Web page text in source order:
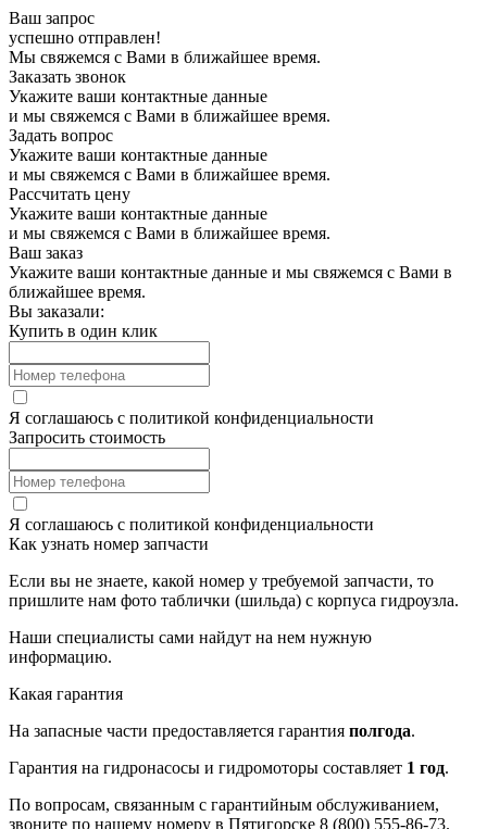
Ваш запрос
успешно отправлен!
Мы свяжемся с Вами в ближайшее время.
Заказать звонок
Укажите ваши контактные данные
и мы свяжемся с Вами в ближайшее время.
Задать вопрос
Укажите ваши контактные данные
и мы свяжемся с Вами в ближайшее время.
Рассчитать цену
Укажите ваши контактные данные
и мы свяжемся с Вами в ближайшее время.
Ваш заказ
Укажите ваши контактные данные и мы свяжемся с Вами в
ближайшее время.
Вы заказали:
Купить в один клик
Я соглашаюсь с политикой конфиденциальности
Запросить стоимость
Я соглашаюсь с политикой конфиденциальности
Как узнать номер запчасти
Если вы не знаете, какой номер у требуемой запчасти, то
пришлите нам фото таблички (шильда) с корпуса гидроузла.
Наши специалисты сами найдут на нем нужную
информацию.
Какая гарантия
На запасные части предоставляется гарантия полгода.
Гарантия на гидронасосы и гидромоторы составляет 1 год.
По вопросам, связанным с гарантийным обслуживанием,
звоните по нашему номеру в Пятигорске 8 (800) 555-86-73.